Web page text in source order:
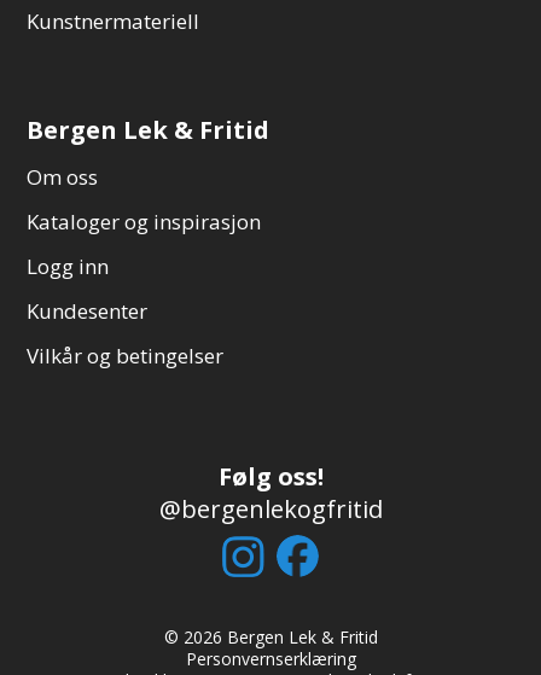
Kunstnermateriell
Bergen Lek & Fritid
Om oss
Kataloger og inspirasjon
Logg inn
Kundesenter
Vilkår og betingelser
Følg oss!
@bergenlekogfritid
© 2026 Bergen Lek & Fritid
Personvernserklæring